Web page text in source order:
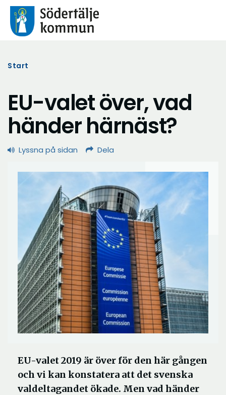
Start
EU-valet över, vad
händer härnäst?
Lyssna på sidan Dela
EU-valet 2019 är över för den här gången
och vi kan konstatera att det svenska
valdeltagandet ökade. Men vad händer